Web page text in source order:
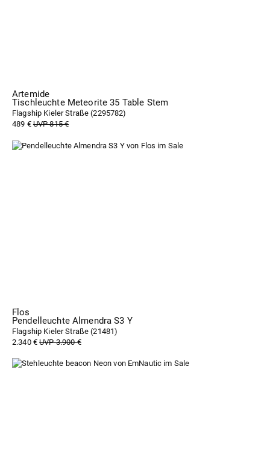
Artemide
Tischleuchte Meteorite 35 Table Stem
Flagship Kieler Straße (2295782)
489 €UVP 815 €
Flos
Pendelleuchte Almendra S3 Y
Flagship Kieler Straße (21481)
2.340 €UVP 3.900 €